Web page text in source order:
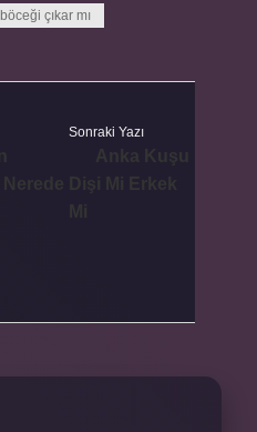
çıkar mı
Sonraki Yazı